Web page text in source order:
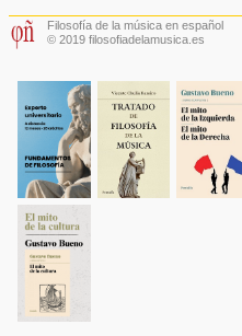
Filosofía de la música en español
© 2019 filosofiadelamusica.es